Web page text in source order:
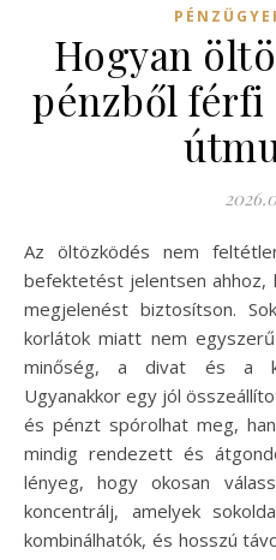
Hogyan
pénzből férfi
Az öltözködés nem feltétlenül kell, hogy nagy anyagi
befektetést jelentsen ahhoz,
megjelenést biztosítson.
korlátok miatt nem
minőség, a divat és a
Ugyanakkor egy jól
és pénzt spórolhat meg,
mindig rendezett és
lényeg, hogy okosan
koncentrálj, amelyek
kombinálhatók, és hosszú